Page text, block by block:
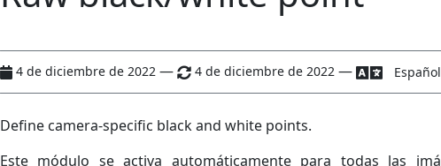
4 de diciembre de 2022 — 4 de diciembre de 2022 — Español
Define camera-specific black and white points.
Este módulo se activa automáticamente para todas las